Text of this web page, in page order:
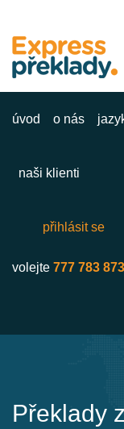
úvod o nás
naši klienti
přihlásit se
volejte 777 783 873
Překlady